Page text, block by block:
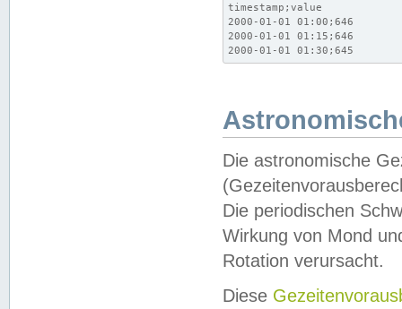
timestamp;value
2000-01-01 01:00;646
2000-01-01 01:15;646
2000-01-01 01:30;645
Die astronomische
Die periodischen
Wirkung von Mond
Rotation verursacht.
Diese